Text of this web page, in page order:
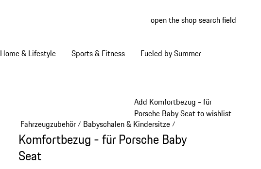
open the shop search field
Home & Lifestyle Sports & Fitness Fueled by Summer
Add Komfortbezug - für
Porsche Baby Seat to wishlist
Fahrzeugzubehör/ Babyschalen & Kindersitze/
Komfortbezug - für Porsche Baby
Seat